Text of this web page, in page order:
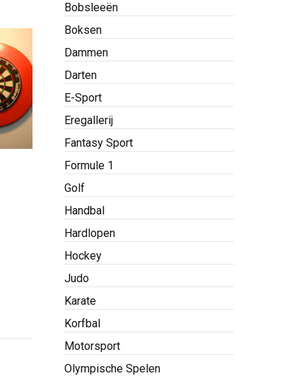
Bobsleeën
Boksen
Dammen
Darten
E-Sport
Eregallerij
Fantasy Sport
Formule 1
Golf
Handbal
Hardlopen
Hockey
Judo
Karate
Korfbal
Motorsport
Olympische Spelen